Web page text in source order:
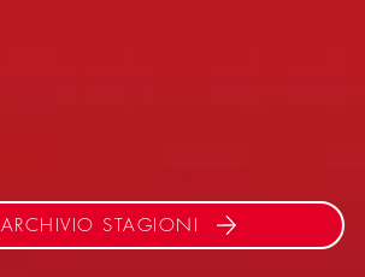
ARCHIVIO STAGIONI